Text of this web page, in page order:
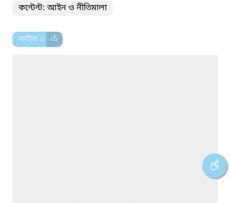
কন্টেন্ট: আইন ও নীতিমালা
ফাইল ১